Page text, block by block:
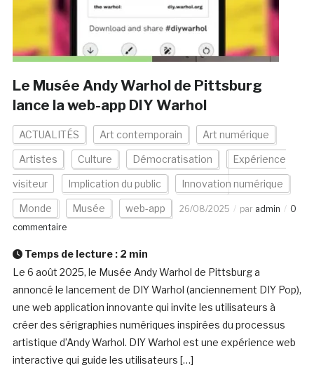
Le Musée Andy Warhol de Pittsburg
lance la web-app DIY Warhol
ACTUALITÉS Art contemporain Art numérique
Artistes Culture Démocratisation Expérience
visiteur Implication du public Innovation numérique
Monde Musée web-app 26/08/2025 par admin
0
commentaire
Temps de lecture : 2 min
Le 6 août 2025, le Musée Andy Warhol de Pittsburg a
annoncé le lancement de DIY Warhol (anciennement DIY Pop),
une web application innovante qui invite les utilisateurs à
créer des sérigraphies numériques inspirées du processus
artistique d’Andy Warhol. DIY Warhol est une expérience web
interactive qui guide les utilisateurs […]